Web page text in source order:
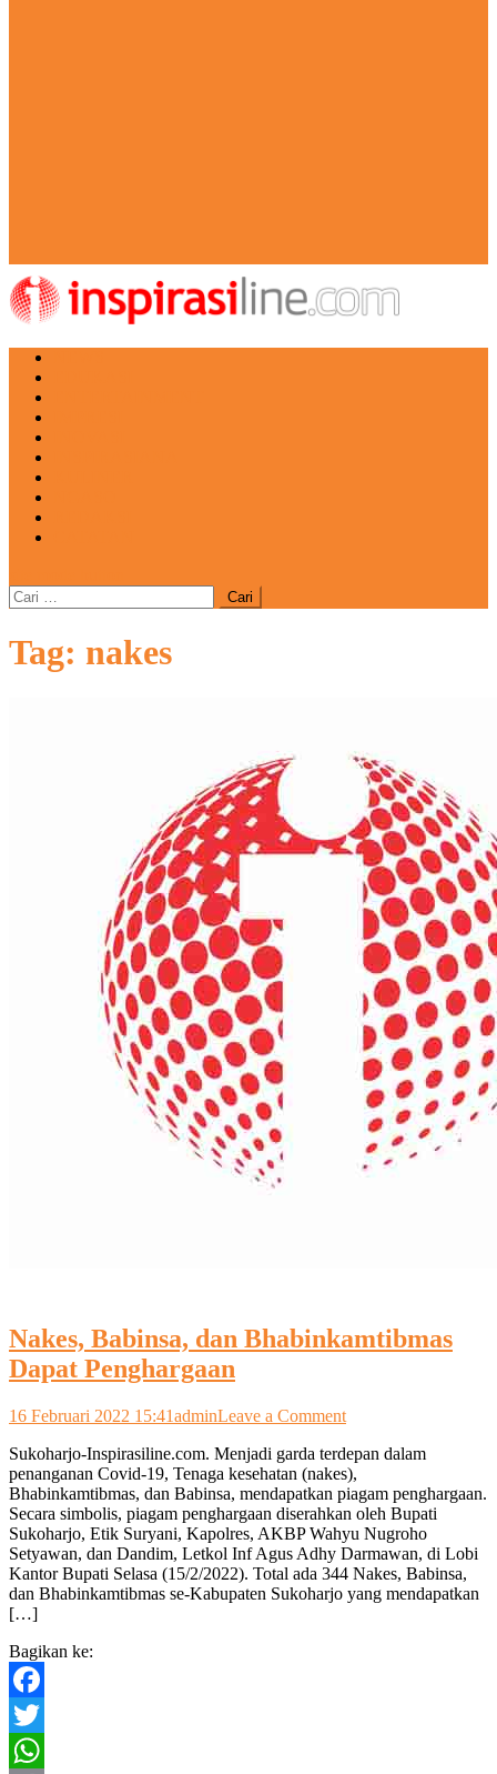
Cari
untuk:
Tag: nakes
Nakes, Babinsa, dan Bhabinkamtibmas
Dapat Penghargaan
16 Februari 2022 15:41adminLeave a Commenton
Babinsa,
dan
Bhabinkamtibmas
Dapat
Penghargaan
Sukoharjo-Inspirasiline.com. Menjadi garda terdepan dalam
penanganan Covid-19, Tenaga kesehatan (nakes),
Bhabinkamtibmas, dan Babinsa, mendapatkan piagam penghargaan.
Secara simbolis, piagam penghargaan diserahkan oleh Bupati
Sukoharjo, Etik Suryani, Kapolres, AKBP Wahyu Nugroho
Setyawan, dan Dandim, Letkol Inf Agus Adhy Darmawan, di Lobi
Kantor Bupati Selasa (15/2/2022). Total ada 344 Nakes, Babinsa,
dan Bhabinkamtibmas se-Kabupaten Sukoharjo yang mendapatkan
[…]
Bagikan ke:
Facebook
Twitter